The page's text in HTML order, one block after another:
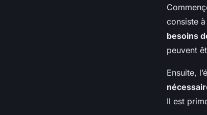
consiste
besoins
peuvent
Ensuite,
Il est